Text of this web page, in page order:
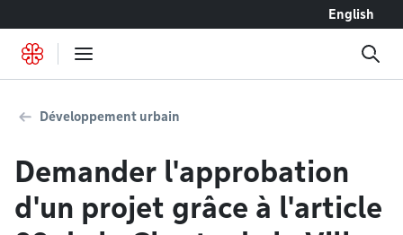
English
Développement urbain
Demander l'approbation
d'un projet grâce à l'article